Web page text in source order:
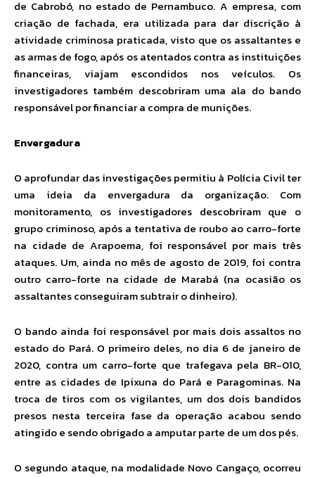
de Cabrobó, no estado de Pernambuco. A empresa, com
criação de fachada, era utilizada para dar discrição à
atividade criminosa praticada, visto que os assaltantes e
as armas de fogo, após os atentados contra as instituições
financeiras, viajam escondidos nos veículos. Os
investigadores também descobriram uma ala do bando
responsável por financiar a compra de munições.
Envergadura
O aprofundar das investigações permitiu à Polícia Civil ter
uma ideia da envergadura da organização. Com
monitoramento, os investigadores descobriram que o
grupo criminoso, após a tentativa de roubo ao carro-forte
na cidade de Arapoema, foi responsável por mais três
ataques. Um, ainda no mês de agosto de 2019, foi contra
outro carro-forte na cidade de Marabá (na ocasião os
assaltantes conseguiram subtrair o dinheiro).
O bando ainda foi responsável por mais dois assaltos no
estado do Pará. O primeiro deles, no dia 6 de janeiro de
2020, contra um carro-forte que trafegava pela BR-010,
entre as cidades de Ipixuna do Pará e Paragominas. Na
troca de tiros com os vigilantes, um dos dois bandidos
presos nesta terceira fase da operação acabou sendo
atingido e sendo obrigado a amputar parte de um dos pés.
O segundo ataque, na modalidade Novo Cangaço, ocorreu